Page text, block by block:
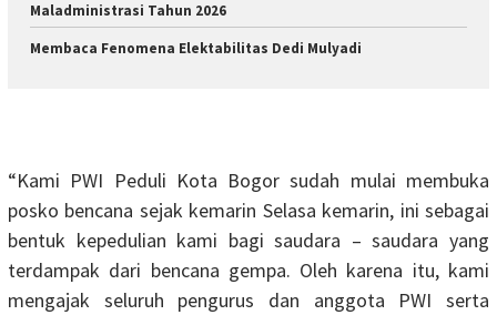
Maladministrasi Tahun 2026
Membaca Fenomena Elektabilitas Dedi Mulyadi
“Kami PWI Peduli Kota Bogor sudah mulai membuka
posko bencana sejak kemarin Selasa kemarin, ini sebagai
bentuk kepedulian kami bagi saudara – saudara yang
terdampak dari bencana gempa. Oleh karena itu, kami
mengajak seluruh pengurus dan anggota PWI serta